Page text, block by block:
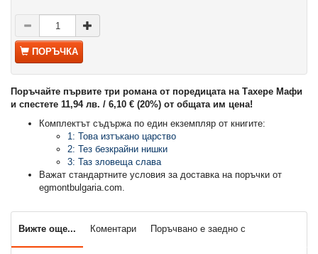
ПОРЪЧКА
Поръчайте първите три романа от поредицата на Тахере Мафи
и спестете 11,94 лв. / 6,10 € (20%) от общата им цена!
Комплектът съдържа по един екземпляр от книгите:
1: Това изтъкано царство
2: Тез безкрайни нишки
3: Таз зловеща слава
Важат стандартните условия за доставка на поръчки от
egmontbulgaria.com.
Вижте още... Коментари Поръчвано е заедно с